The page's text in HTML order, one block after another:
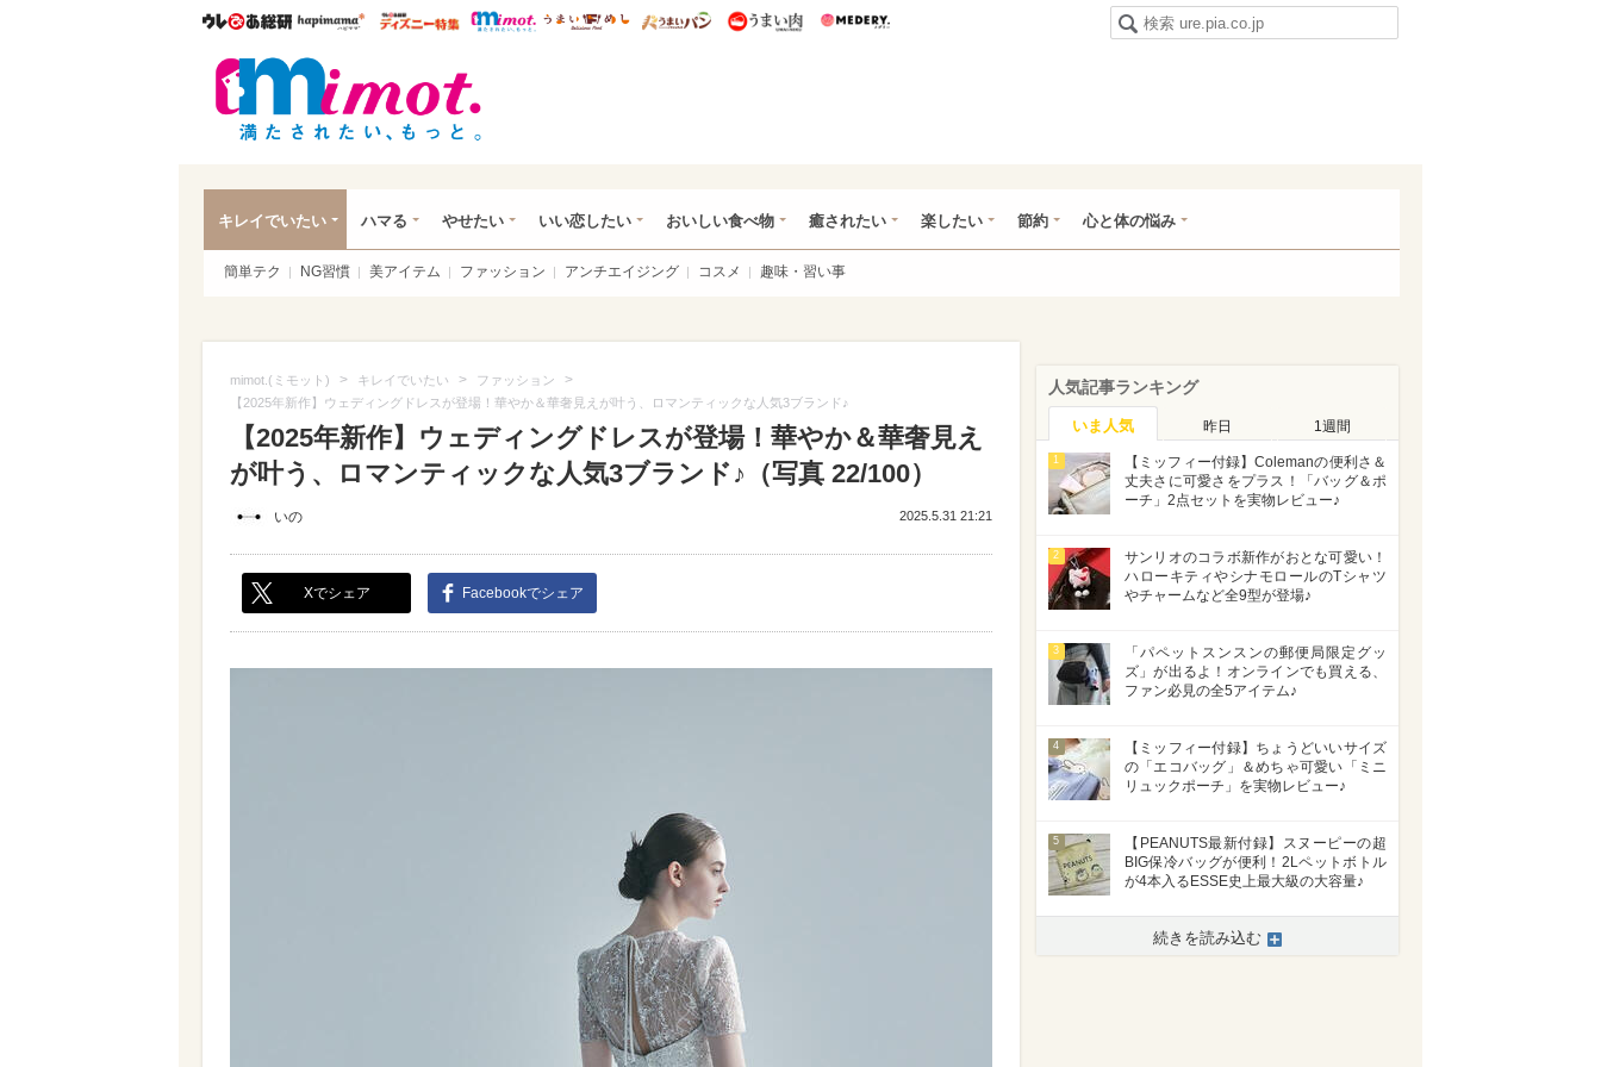
ウレぴあ総研ハピママ* ウレぴあ総研 ディズニー特集
mimot. うまいめし うまいパン うまい肉
キレイでいたい ハマる やせたい いい恋したい おいしい食べ物 癒されたい 楽したい 節約 心と体の悩み
簡単テク NG習慣 美アイテム ファッション アンチエイジング コスメ 趣味・習い事
mimot.(ミモット) > キレイでいたい > ファッション >
【2025年新作】ウェディングドレスが登場！華やか＆華奢見えが叶う、ロマンティックな人気3ブランド♪
【2025年新作】ウェディングドレスが登場！華やか＆華奢見え
が叶う、ロマンティックな人気3ブランド♪（写真 22/100）
いの 2025.5.31 21:21
Xでシェア Facebookでシェア
人気記事ランキング
いま人気 昨日 1週間
1
【ミッフィー付録】Colemanの便利さ＆
丈夫さに可愛さをプラス！「バッグ＆ポ
ーチ」2点セットを実物レビュー♪
2
サンリオのコラボ新作がおとな可愛い！
ハローキティやシナモロールのTシャツ
やチャームなど全9型が登場♪
3
「パペットスンスンの郵便局限定グッ
ズ」が出るよ！オンラインでも買える、
ファン必見の全5アイテム♪
4
【ミッフィー付録】ちょうどいいサイズ
の「エコバッグ」＆めちゃ可愛い「ミニ
リュックポーチ」を実物レビュー♪
5
【PEANUTS最新付録】スヌーピーの超
BIG保冷バッグが便利！2Lペットボトル
が4本入るESSE史上最大級の大容量♪
続きを読み込む